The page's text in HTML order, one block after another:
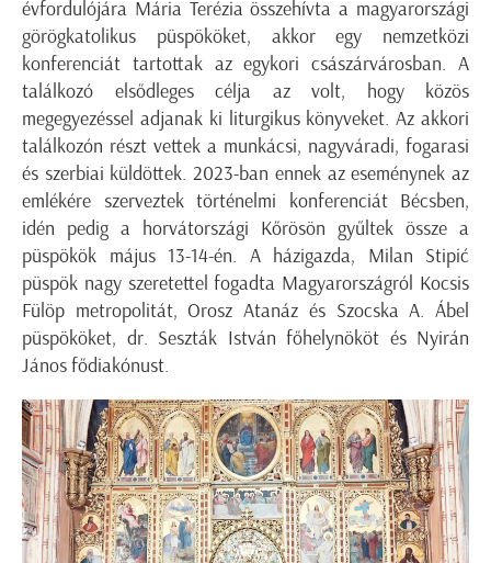
évfordulójára Mária Terézia összehívta a magyarországi
görögkatolikus püspököket, akkor egy nemzetközi
konferenciát tartottak az egykori császárvárosban. A
találkozó elsődleges célja az volt, hogy közös
megegyezéssel adjanak ki liturgikus könyveket. Az akkori
találkozón részt vettek a munkácsi, nagyváradi, fogarasi
és szerbiai küldöttek. 2023-ban ennek az eseménynek az
emlékére szerveztek történelmi konferenciát Bécsben,
idén pedig a horvátországi Kőrösön gyűltek össze a
püspökök május 13-14-én. A házigazda, Milan Stipić
püspök nagy szeretettel fogadta Magyarországról Kocsis
Fülöp metropolitát, Orosz Atanáz és Szocska A. Ábel
püspököket, dr. Seszták István főhelynököt és Nyirán
János fődiakónust.